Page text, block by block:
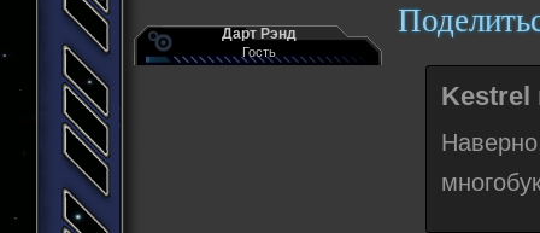
Дарт Рэнд
Гость
Kestrel